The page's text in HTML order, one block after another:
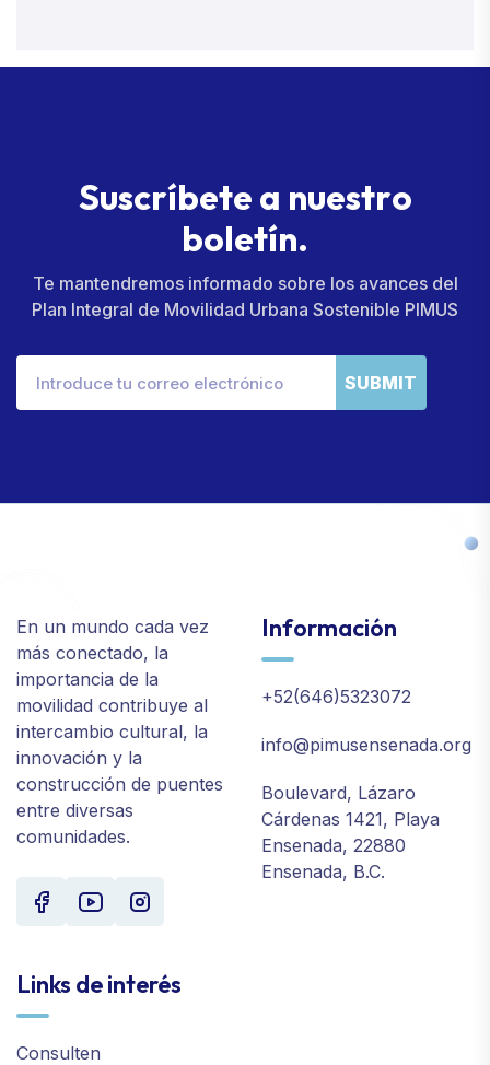
Suscríbete a nuestro
boletín.
Te mantendremos informado sobre los avances del
Plan Integral de Movilidad Urbana Sostenible PIMUS
SUBMIT
En un mundo cada vez
más conectado, la
importancia de la
movilidad contribuye al
intercambio cultural, la
innovación y la
construcción de puentes
entre diversas
comunidades.
Información
+52(646)5323072
info@pimusensenada.org
Boulevard, Lázaro
Cárdenas 1421, Playa
Ensenada, 22880
Ensenada, B.C.
Links de interés
Consulten